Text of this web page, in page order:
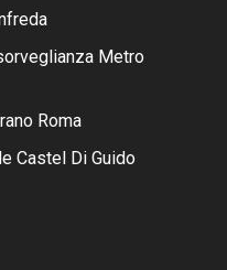
Metro
Roma
Castel Di Guido